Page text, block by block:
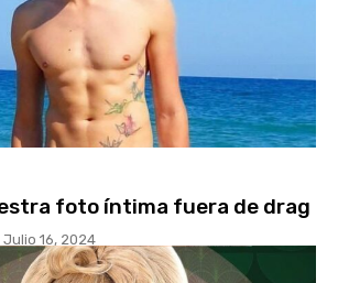
foto íntima fuera de drag
Julio 16, 2024